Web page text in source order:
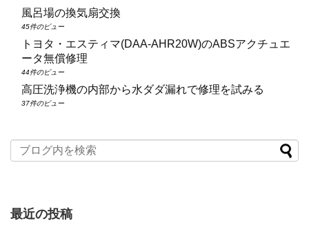
風呂場の換気扇交換
45件のビュー
トヨタ・エスティマ(DAA‑AHR20W)のABSアクチュエ
ータ無償修理
44件のビュー
高圧洗浄機の内部から水ダダ漏れで修理を試みる
37件のビュー
最近の投稿